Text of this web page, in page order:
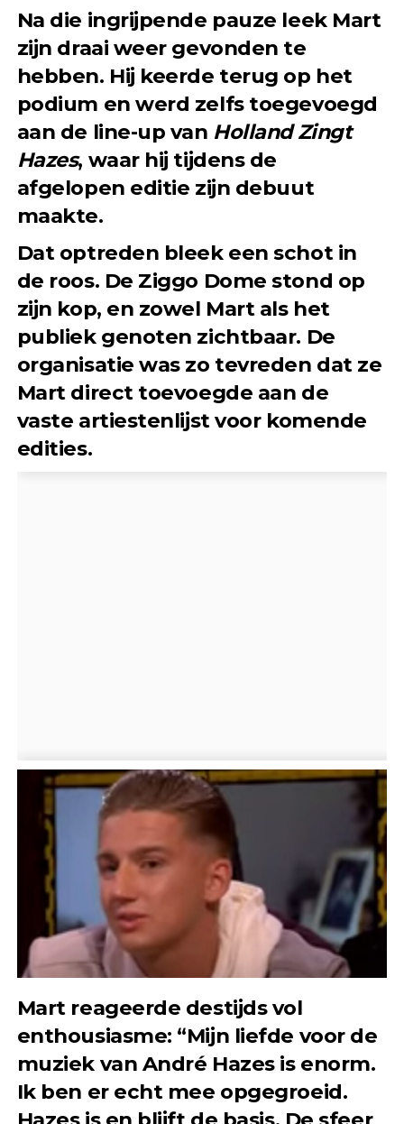
Na die ingrijpende pauze leek Mart
zijn draai weer gevonden te
hebben. Hij keerde terug op het
podium en werd zelfs toegevoegd
aan de line-up van Holland Zingt
Hazes, waar hij tijdens de
afgelopen editie zijn debuut
maakte.
Dat optreden bleek een schot in
de roos. De Ziggo Dome stond op
zijn kop, en zowel Mart als het
publiek genoten zichtbaar. De
organisatie was zo tevreden dat ze
Mart direct toevoegde aan de
vaste artiestenlijst voor komende
edities.
Mart reageerde destijds vol
enthousiasme: “Mijn liefde voor de
muziek van André Hazes is enorm.
Ik ben er echt mee opgegroeid.